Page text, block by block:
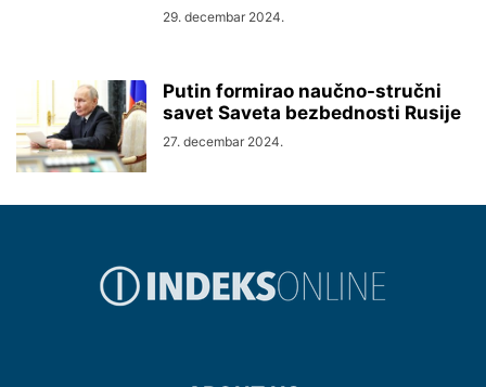
29. decembar 2024.
Putin formirao naučno-stručni
savet Saveta bezbednosti Rusije
27. decembar 2024.